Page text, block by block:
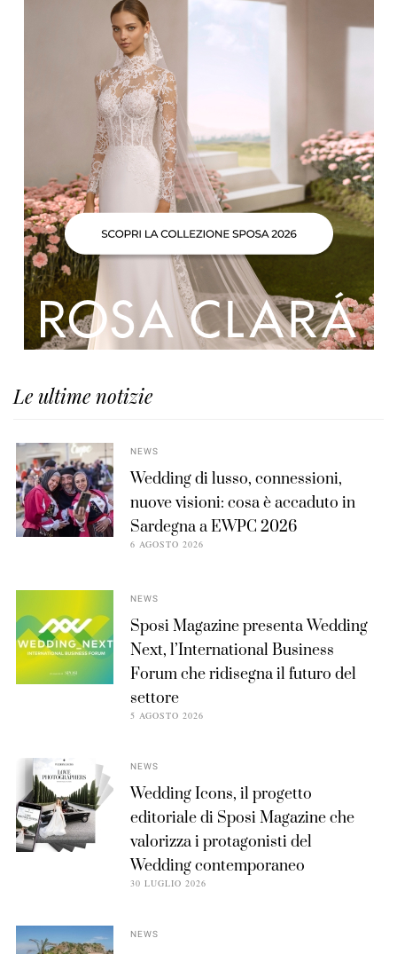
Le ultime notizie
NEWS
Wedding di lusso, connessioni,
nuove visioni: cosa è accaduto in
Sardegna a EWPC 2026
6 AGOSTO 2026
NEWS
Sposi Magazine presenta Wedding
Next, l’International Business
Forum che ridisegna il futuro del
settore
5 AGOSTO 2026
NEWS
Wedding Icons, il progetto
editoriale di Sposi Magazine che
valorizza i protagonisti del
Wedding contemporaneo
30 LUGLIO 2026
NEWS